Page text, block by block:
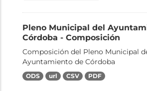
Pleno Municipal del
Córdoba - Composición
Composición del Pleno Municipal
Ayuntamiento de Córdoba
ODS url CSV PDF